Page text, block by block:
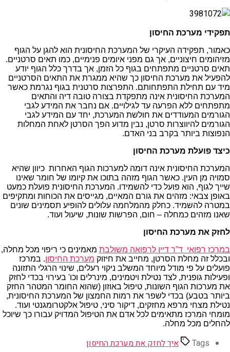
תפקידי מערכת החיסון
כאמור, תפקידה העיקרי של המערכת החיסונית הוא להגן על הגוף
מזיהומים חיצוניים, אך גם מפני איומים פנימיים, כמו תאים סרטניים.
תאים סרטניים מתפתחים בגוף כל הזמן, אך בדרך כלל הגוף יודע
להפעיל את מערכת החיסון כך שהיא ממגרת את התאים הסרטניים
מיד עם תחילת התפתחותם. התפרצות סרטנית בגוף נגרמת כאשר
המערכת החיסונית אינה מתפקדת בצורה טובה דיה והתאים
מתפתחים ללא הפרעה עד לגילויים. אם נחבר את המידע לגבי
הגורמים המעודדים את חולשת המערכת, יחד עם המידע לגבי
הגורמים להיווצרות סרטן, נבין מדוע הפך הסרטן לאחת המחלות
הנפוצות ביותר בקרב בני האדם.
כיצד פועלת מערכת החיסון
המערכת החיסונית אינה דומה למערכות הגוף האחרות כיוון שהיא
סמויה מן העין. כאשר הגוף מזהה בתוכו את קיומו של חומר שאינו
שייך לגוף, הוא פועל כדי להשמידו. המערכת החיסונית פועלת כמעט
באופן צבאי: מזהים את גורם המאיים, מגייסים את הכוחות ומתקיפים
במטרה להשמיד. כחלק מהמלחמה עלולים להופיע תסמינים שונים
שאנו מזהים כמחלה – חום, הפרשות שונות, שיעול ועוד.
לחזק את מערכת החיסון
במרכז רפואי ד”ר דיין לרפואה משולבת מאמינים כי ריפוי מכל מחלה,
ובכלל זה מחלת הסרטן, מחייב את חיזוק מערכת החיסון. במרכז
פועלים על פי מודל מיוחד המשלב ניקוי רעלים, שינוי הרגלי התזונה
ופעילות גופנית, לצד נטילת ויטמינים, מינרלים וכו' בעירוי בכדי לחזק
את מערכות הגוף השונות, טיפול באוזון (שהוא החומר המטהר החזק
ביותר בטבע) בכדי לשפר את רמות החמצון של המערכת החיסונית,
נטילת מצחי מרפא מחזקים, דיקור סיני, טיפול אלקטרומגנטי ועוד.
מומחי המרכז מתאימים לכל אדם את הטיפול המדויק עבורו כך שיוכל
להחלים מכל מחלה.
Tags איך לחזק את מערכת החיסון